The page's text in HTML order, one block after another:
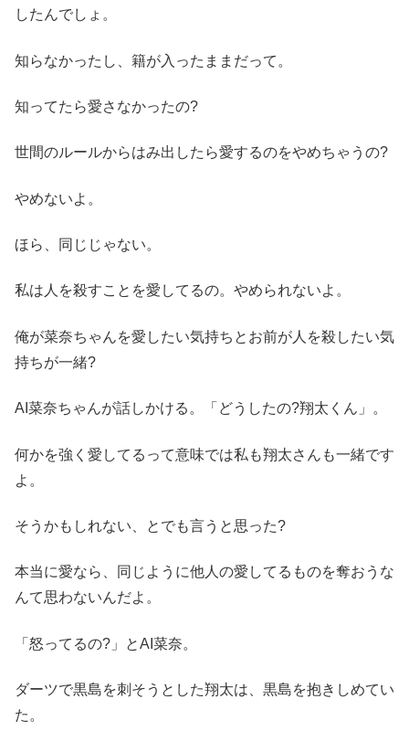
したんでしょ。
知らなかったし、籍が入ったままだって。
知ってたら愛さなかったの?
世間のルールからはみ出したら愛するのをやめちゃうの?
やめないよ。
ほら、同じじゃない。
私は人を殺すことを愛してるの。やめられないよ。
俺が菜奈ちゃんを愛したい気持ちとお前が人を殺したい気
持ちが一緒?
AI菜奈ちゃんが話しかける。「どうしたの?翔太くん」。
何かを強く愛してるって意味では私も翔太さんも一緒です
よ。
そうかもしれない、とでも言うと思った?
本当に愛なら、同じように他人の愛してるものを奪おうな
んて思わないんだよ。
「怒ってるの?」とAI菜奈。
ダーツで黒島を刺そうとした翔太は、黒島を抱きしめてい
た。